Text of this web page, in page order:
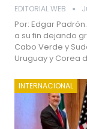
EDITORIAL WEB
Por: Edgar
a su fin dejando
Cabo Verde y
Uruguay y Corea
INTERNACIONAL